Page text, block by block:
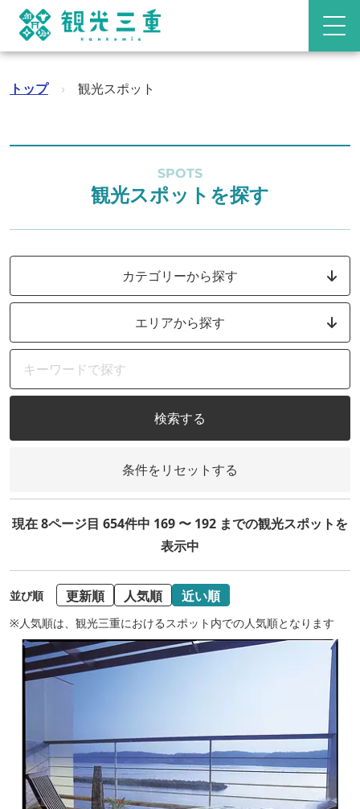
トップ › 観光スポット
SPOTS
観光スポットを探す
カテゴリーから探す
エリアから探す
検索する
条件をリセットする
現在 8ページ目 654件中 169 〜 192 までの観光スポットを
表示中
並び順 更新順 人気順 近い順
※人気順は、観光三重におけるスポット内での人気順となります